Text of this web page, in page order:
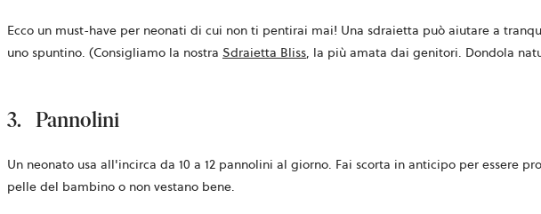
Ecco un must-have per neonati di cui non ti pentirai mai! Una sdraietta può aiutare a
uno spuntino. (Consigliamo la nostra Sdraietta Bliss, la più amata dai genitori. Dondola
3. Pannolini
Un neonato usa all'incirca da 10 a 12 pannolini al giorno. Fai scorta in anticipo per
pelle del bambino o non vestano bene.